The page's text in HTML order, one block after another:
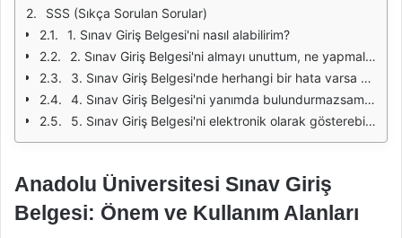
SSS (Sıkça Sorulan Sorular)
1. Sınav Giriş Belgesi'ni nasıl alabilirim?
2. Sınav Giriş Belgesi'ni almayı unuttum, ne yapmalıyım?
3. Sınav Giriş Belgesi'nde herhangi bir hata varsa ne yapmalıyım?
4. Sınav Giriş Belgesi'ni yanımda bulundurmazsam ne olur?
5. Sınav Giriş Belgesi'ni elektronik olarak gösterebilir miyim?
Anadolu Üniversitesi Sınav Giriş
Belgesi: Önem ve Kullanım Alanları